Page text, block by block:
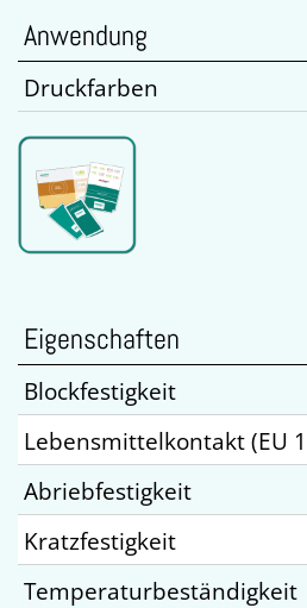
Anwendung
Druckfarben
Eigenschaften
Blockfestigkeit
Lebensmittelkontakt (EU
Abriebfestigkeit
Kratzfestigkeit
Temperaturbeständigkeit